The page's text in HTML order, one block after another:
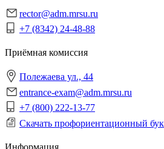
rector@adm.mrsu.ru
+7 (8342) 24-48-88
Приёмная комиссия
Полежаева ул., 44
entrance-exam@adm.mrsu.ru
+7 (800) 222-13-77
Скачать профориентационный